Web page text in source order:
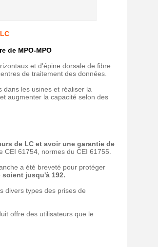
de MPO-MPO
et d'épine dorsale de fibre
de traitement des données.
dans les usines et réaliser la
augmenter la capacité selon des
de LC et avoir une garantie de
CEI 61754, normes du CEI 61755.
a été breveté pour protéger
jusqu'à 192.
divers types des prises de
offre des utilisateurs que le